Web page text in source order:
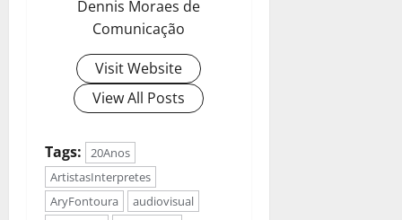
Dennis Moraes de
Comunicação
Visit Website
View All Posts
Tags:
20Anos
ArtistasInterpretes
AryFontoura
audiovisual